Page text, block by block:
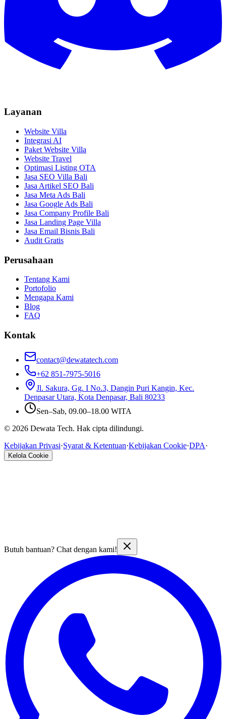
Layanan
Website Villa
Integrasi AI
Paket Website Villa
Website Travel
Optimasi Listing OTA
Jasa SEO Villa Bali
Jasa Artikel SEO Bali
Jasa Meta Ads Bali
Jasa Google Ads Bali
Jasa Company Profile Bali
Jasa Landing Page Villa
Jasa Email Bisnis Bali
Audit Gratis
Perusahaan
Tentang Kami
Portofolio
Mengapa Kami
Blog
FAQ
Kontak
contact@dewatatech.com
+62 851-7975-5016
Jl. Sakura, Gg. I No.3, Dangin Puri Kangin, Kec.
Denpasar Utara, Kota Denpasar, Bali 80233
Sen–Sab, 09.00–18.00 WITA
© 2026 Dewata Tech. Hak cipta dilindungi.
Kebijakan Privasi·Syarat & Ketentuan·Kebijakan Cookie·DPA·
Kelola Cookie
Butuh bantuan? Chat dengan kami!